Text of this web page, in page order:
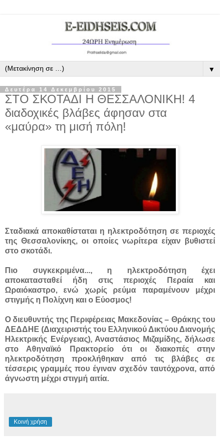
▼
Δευτέρα 14 Δεκεμβρίου 2015
ΣΤΟ ΣΚΟΤΑΔΙ Η ΘΕΣΣΑΛΟΝΙΚΗ! 4
διαδοχικές βλάβες άφησαν στα
«μαύρα» τη μισή πόλη!
Σταδιακά αποκαθίσταται η ηλεκτροδότηση σε περιοχές
της Θεσσαλονίκης, οι οποίες νωρίτερα είχαν βυθιστεί
στο σκοτάδι.
Πιο συγκεκριμένα..., η ηλεκτροδότηση έχει
αποκατασταθεί ήδη στις περιοχές Περαία και
Ωραιόκαστρο, ενώ χωρίς ρεύμα παραμένουν μέχρι
στιγμής η Πολίχνη και ο Εύοσμος!
Ο διευθυντής της Περιφέρειας Μακεδονίας – Θράκης του
ΔΕΔΔΗΕ (Διαχειριστής του Ελληνικού Δικτύου Διανομής
Ηλεκτρικής Ενέργειας), Αναστάσιος Μιζαμίδης, δήλωσε
στο Αθηναϊκό Πρακτορείο ότι οι διακοπές στην
ηλεκτροδότηση προκλήθηκαν από τις βλάβες σε
τέσσερις γραμμές που έγιναν σχεδόν ταυτόχρονα, από
άγνωστη μέχρι στιγμή αιτία.
Κοινή χρήση